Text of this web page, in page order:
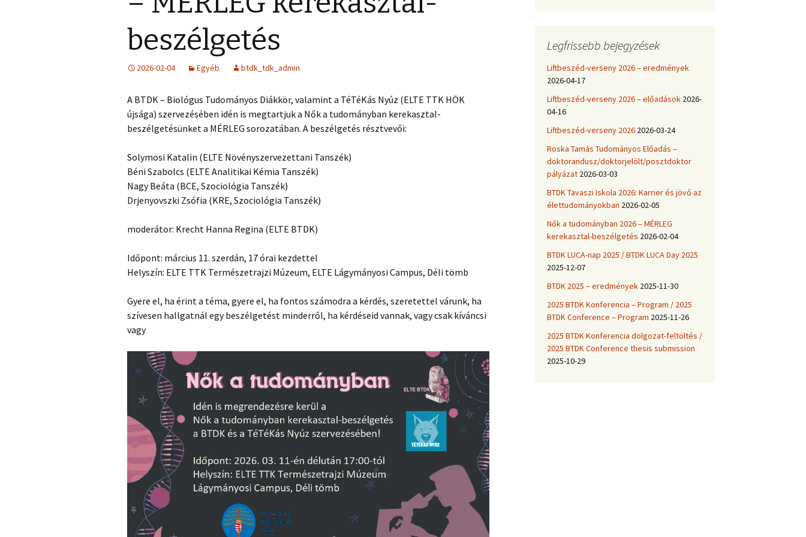
követelményei
Gyakran ismételt
kérdések
beszélgetés
2026-02-04 Egyéb btdk_tdk_admin
A BTDK – Biológus Tudományos Diákkör, valamint a TéTéKás Nyúz (ELTE TTK HÖK
újsága) szervezésében idén is megtartjuk a Nők a tudományban kerekasztal-
beszélgetésünket a MÉRLEG sorozatában. A beszélgetés résztvevői:
Solymosi Katalin (ELTE Növényszervezettani Tanszék)
Béni Szabolcs (ELTE Analitikai Kémia Tanszék)
Nagy Beáta (BCE, Szociológia Tanszék)
Drjenyovszki Zsófia (KRE, Szociológia Tanszék)
moderátor: Krecht Hanna Regina (ELTE BTDK)
Időpont: március 11. szerdán, 17 órai kezdettel
Helyszín: ELTE TTK Természetrajzi Múzeum, ELTE Lágymányosi Campus, Déli tömb
Gyere el, ha érint a téma, gyere el, ha fontos számodra a kérdés, szeretettel várunk, ha
szívesen hallgatnál egy beszélgetést minderről, ha kérdéseid vannak, vagy csak kíváncsi
vagy
Legfrissebb bejegyzések
Liftbeszéd-verseny 2026 – eredmények
2026-04-17
Liftbeszéd-verseny 2026 – előadások 2026-
04-16
Liftbeszéd-verseny 2026 2026-03-24
Roska Tamás Tudományos Előadás –
doktorandusz/doktorjelölt/posztdoktor
pályázat 2026-03-03
BTDK Tavaszi Iskola 2026: Karrier és jövő az
élettudományokban 2026-02-05
Nők a tudományban 2026 – MÉRLEG
kerekasztal-beszélgetés 2026-02-04
BTDK LUCA-nap 2025 / BTDK LUCA Day 2025
2025-12-07
BTDK 2025 – eredmények 2025-11-30
2025 BTDK Konferencia – Program / 2025
BTDK Conference – Program 2025-11-26
2025 BTDK Konferencia dolgozat-feltöltés /
2025 BTDK Conference thesis submission
2025-10-29